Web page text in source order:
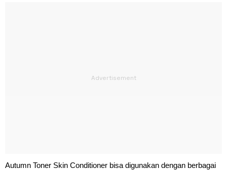
Autumn Toner Skin Conditioner bisa digunakan dengan berbagai